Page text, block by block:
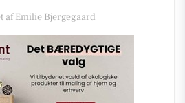
af Emilie Bjergegaard